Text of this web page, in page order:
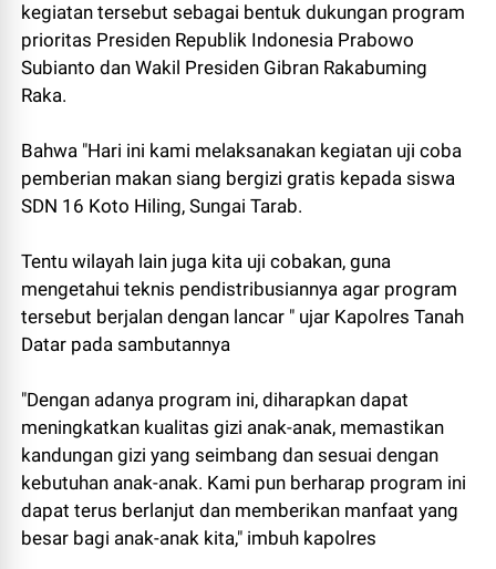
kegiatan tersebut sebagai bentuk dukungan program
prioritas Presiden Republik Indonesia Prabowo
Subianto dan Wakil Presiden Gibran Rakabuming
Raka.
Bahwa "Hari ini kami melaksanakan kegiatan uji coba
pemberian makan siang bergizi gratis kepada siswa
SDN 16 Koto Hiling, Sungai Tarab.
Tentu wilayah lain juga kita uji cobakan, guna
mengetahui teknis pendistribusiannya agar program
tersebut berjalan dengan lancar " ujar Kapolres Tanah
Datar pada sambutannya
"Dengan adanya program ini, diharapkan dapat
meningkatkan kualitas gizi anak-anak, memastikan
kandungan gizi yang seimbang dan sesuai dengan
kebutuhan anak-anak. Kami pun berharap program ini
dapat terus berlanjut dan memberikan manfaat yang
besar bagi anak-anak kita," imbuh kapolres